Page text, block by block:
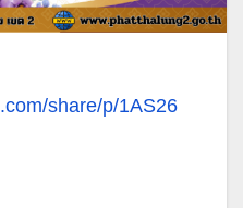
share/p/1AS26